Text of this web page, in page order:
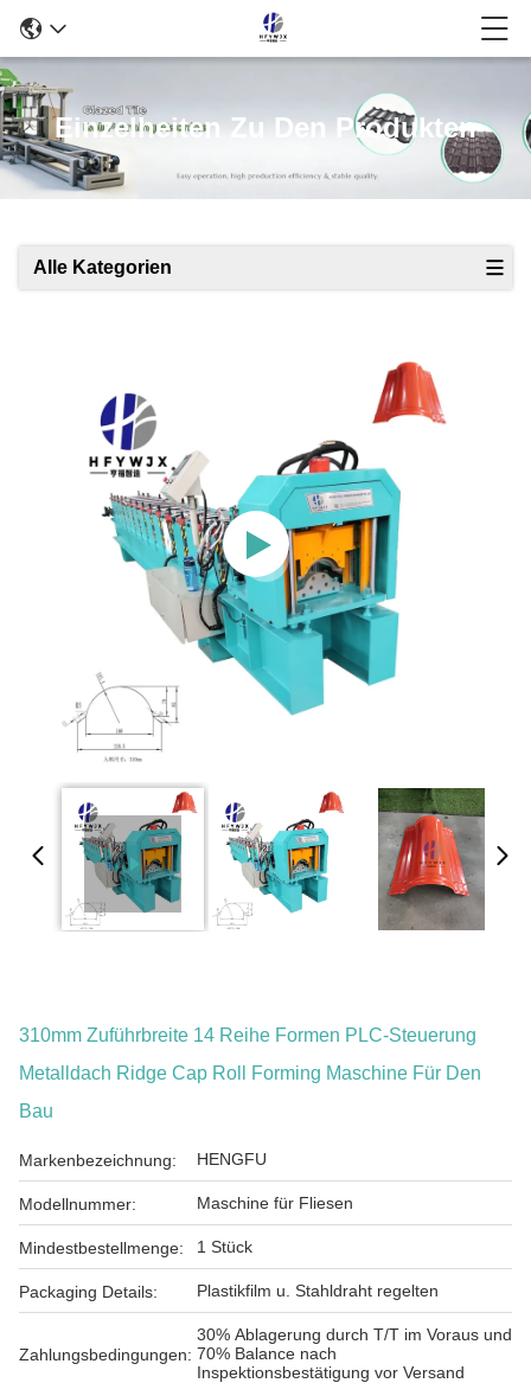
Einzelheiten Zu Den Produkten
Alle Kategorien
310mm Zuführbreite 14 Reihe Formen PLC-Steuerung
Metalldach Ridge Cap Roll Forming Maschine Für Den
Bau
Markenbezeichnung: HENGFU
Modellnummer: Maschine für Fliesen
Mindestbestellmenge: 1 Stück
Packaging Details: Plastikfilm u. Stahldraht regelten
Zahlungsbedingungen:
30% Ablagerung durch T/T im Voraus und
70% Balance nach
Inspektionsbestätigung vor Versand